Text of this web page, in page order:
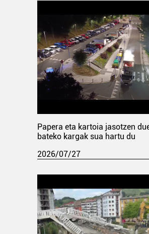
Papera eta kartoia jasotzen
bateko kargak sua hartu du
2026/07/27